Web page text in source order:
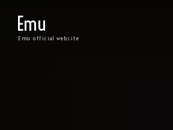
Emu
Emu official website